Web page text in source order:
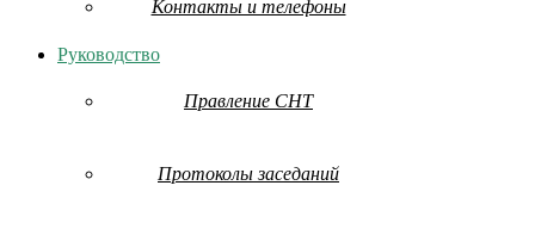
Контакты и телефоны
Руководство
Правление СНТ
Протоколы заседаний